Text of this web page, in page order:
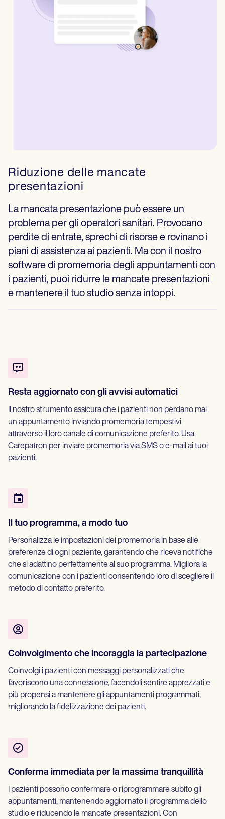
Riduzione delle mancate
presentazioni
La mancata presentazione può essere un
problema per gli operatori sanitari. Provocano
perdite di entrate, sprechi di risorse e rovinano i
piani di assistenza ai pazienti. Ma con il nostro
software di promemoria degli appuntamenti con
i pazienti, puoi ridurre le mancate presentazioni
e mantenere il tuo studio senza intoppi.
Resta aggiornato con gli avvisi automatici
Il nostro strumento assicura che i pazienti non perdano mai
un appuntamento inviando promemoria tempestivi
attraverso il loro canale di comunicazione preferito. Usa
Carepatron per inviare promemoria via SMS o e-mail ai tuoi
pazienti.
Il tuo programma, a modo tuo
Personalizza le impostazioni dei promemoria in base alle
preferenze di ogni paziente, garantendo che riceva notifiche
che si adattino perfettamente al suo programma. Migliora la
comunicazione con i pazienti consentendo loro di scegliere il
metodo di contatto preferito.
Coinvolgimento che incoraggia la partecipazione
Coinvolgi i pazienti con messaggi personalizzati che
favoriscono una connessione, facendoli sentire apprezzati e
più propensi a mantenere gli appuntamenti programmati,
migliorando la fidelizzazione dei pazienti.
Conferma immediata per la massima tranquillità
I pazienti possono confermare o riprogrammare subito gli
appuntamenti, mantenendo aggiornato il programma dello
studio e riducendo le mancate presentazioni. Con